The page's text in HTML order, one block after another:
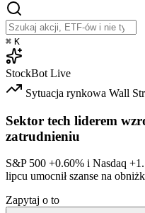
⌘ K
StockBot Live
Sytuacja rynkowa Wall
Sektor tech liderem
zatrudnieniu
S&P 500 +0.60% i Nasdaq
lipcu umocnił szanse na
Zapytaj o to